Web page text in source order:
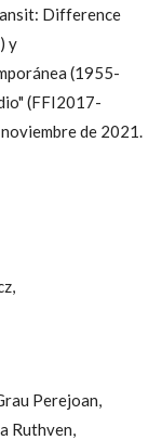
Difference
y
(1955-
(FFI2017-
de 2021.
Perejoan,
Ruthven,